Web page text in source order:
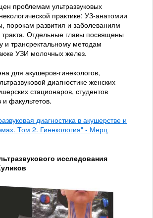
проблемам ультразвуковых
практике: УЗ-анатомии
порокам развития и заболеваниям
тракта. Отдельные главы посвящены
и трансректальному методам
УЗИ молочных желез.
для акушеров-гинекологов,
диагностике женских
стационаров, студентов
и факультетов.
диагностика в акушерстве и
Том 2. Гинекология" - Мерц
исследования